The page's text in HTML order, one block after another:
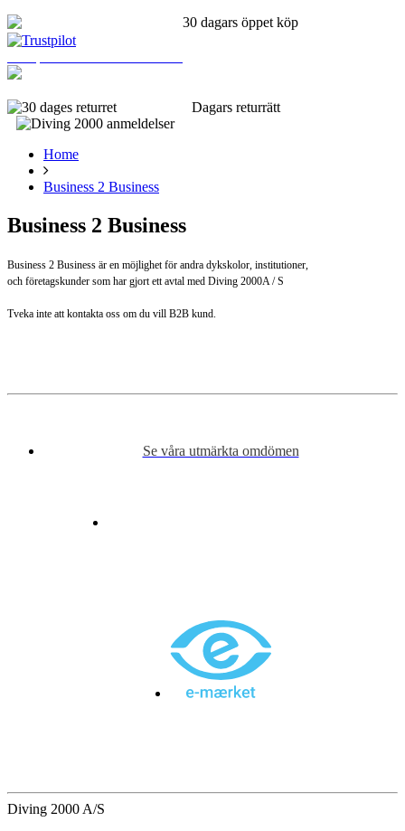
30 dagars öppet köp
Dagars returrätt
Home
Business 2 Business
Business 2 Business
Business 2 Business är en möjlighet för andra dykskolor, institutioner,
och företagskunder som har gjort ett avtal med Diving 2000A / S
Tveka inte att kontakta oss om du vill B2B kund.
Se våra utmärkta omdömen
Diving 2000 A/S